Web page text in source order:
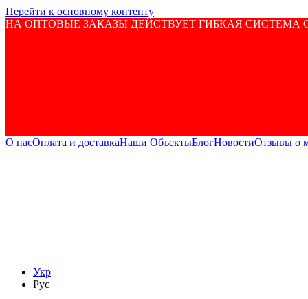
Перейти к основному контенту
НА ОПТОВЫЕ ЗАКАЗЫ ДЕЙСТВУЕТ ГИБКАЯ СИСТЕМА
О насОплата и доставкаНаши ОбъектыБлогНовостиОтзывы о
Укр
Рус